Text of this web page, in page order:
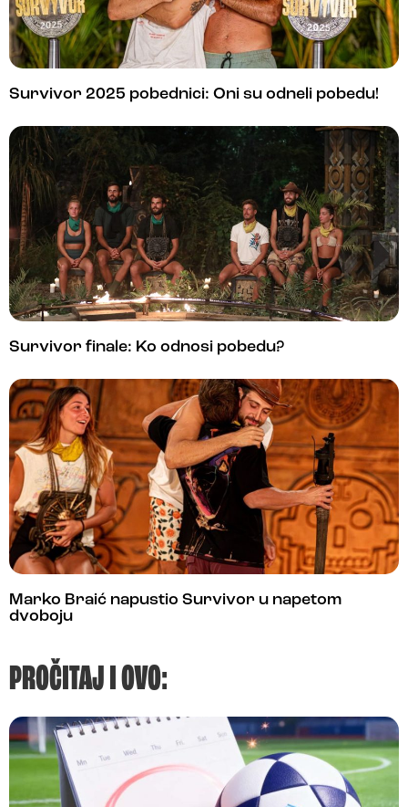
Survivor 2025 pobednici: Oni su odneli pobedu!
Survivor finale: Ko odnosi pobedu?
Marko Braić napustio Survivor u napetom
dvoboju
PROČITAJ I OVO: